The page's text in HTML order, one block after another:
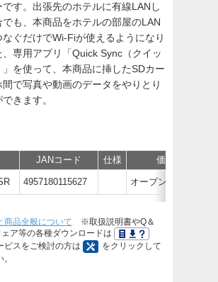
です。出張先のホテルに有線LANし
も、本商品をホテルの部屋のLAN
なぐだけでWi-Fiが使えるようになり
、専用アプリ「Quick Sync（クイッ
」を使って、本商品に挿したSDカー
間で写真や動画のデータをやりとり
きます。
JANコード 仕様 価格
4957180115627 オープン価格
商品全般について ※取扱説明書やQ＆
ア等の各種ダウンロードは
ビスをご検討の方は
をクリックして